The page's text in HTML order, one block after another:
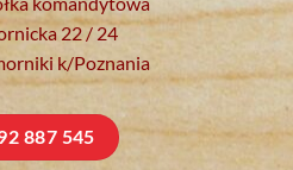
22 / 24
k/Poznania
887 545